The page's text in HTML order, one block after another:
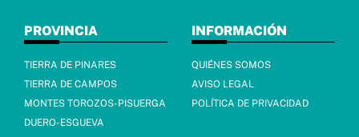
PROVINCIA
TIERRA DE PINARES
TIERRA DE CAMPOS
MONTES TOROZOS-PISUERGA
DUERO-ESGUEVA
INFORMACIÓN
QUIÉNES SOMOS
AVISO LEGAL
POLÍTICA DE PRIVACIDAD